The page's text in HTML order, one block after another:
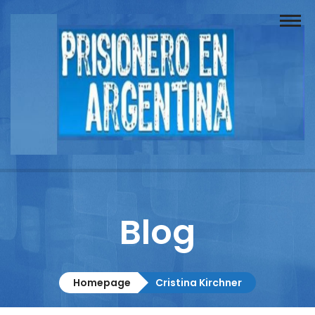
Buscador
Documentos
Columnistas
Contacto
Blog
Homepage Cristina Kirchner